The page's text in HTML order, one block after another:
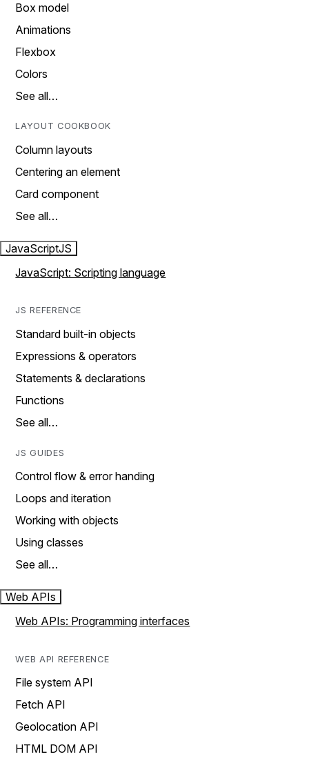
Box model
Animations
Flexbox
Colors
See all…
LAYOUT COOKBOOK
Column layouts
Centering an element
Card component
See all…
JavaScriptJS
JavaScript: Scripting language
JS REFERENCE
Standard built-in objects
Expressions & operators
Statements & declarations
Functions
See all…
JS GUIDES
Control flow & error handing
Loops and iteration
Working with objects
Using classes
See all…
Web APIs
Web APIs: Programming interfaces
WEB API REFERENCE
File system API
Fetch API
Geolocation API
HTML DOM API